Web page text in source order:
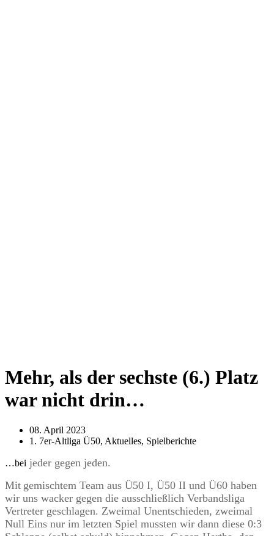
Mehr, als der sechste (6.) Platz
war nicht drin…
08. April 2023
1. 7er-Altliga Ü50, Aktuelles, Spielberichte
…bei jeder gegen jeden.
Mit gemischtem Team aus Ü50 I, Ü50 II und Ü60 haben
wir uns wacker gegen die ausschließlich Verbandsliga
Vertreter geschlagen. Zweimal Unentschieden, zweimal
Null Eins nur im letzten Spiel mussten wir dann diese 0:3